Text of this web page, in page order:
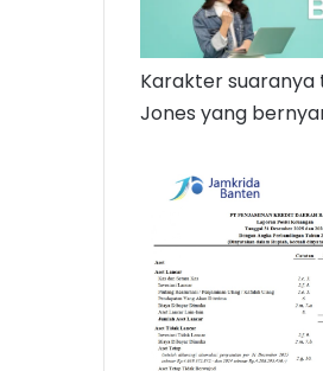
Karakter suaranya
Jones yang